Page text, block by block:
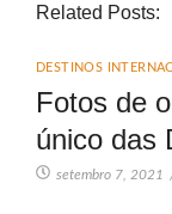
Related Posts:
DESTINOS
Fotos de
único das
setembro 7, 2021